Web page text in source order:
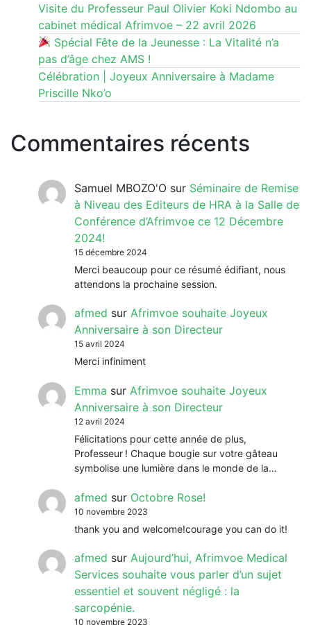
Visite du Professeur Paul Olivier Koki Ndombo au
cabinet médical Afrimvoe – 22 avril 2026
Spécial Fête de la Jeunesse : La Vitalité n’a
pas d’âge chez AMS !
Célébration | Joyeux Anniversaire à Madame
Priscille Nko’o
Commentaires récents
Samuel MBOZO'O sur Séminaire de Remise
à Niveau des Editeurs de HRA à la Salle de
Conférence d’Afrimvoe ce 12 Décembre
2024!
15 décembre 2024
Merci beaucoup pour ce résumé édifiant, nous
attendons la prochaine session.
afmed sur Afrimvoe souhaite Joyeux
Anniversaire à son Directeur
15 avril 2024
Merci infiniment
Emma sur Afrimvoe souhaite Joyeux
Anniversaire à son Directeur
12 avril 2024
Félicitations pour cette année de plus,
Professeur ! Chaque bougie sur votre gâteau
symbolise une lumière dans le monde de la…
afmed sur Octobre Rose!
10 novembre 2023
thank you and welcome!courage you can do it!
afmed sur Aujourd’hui, Afrimvoe Medical
Services souhaite vous parler d’un sujet
essentiel et souvent négligé : la
sarcopénie.
10 novembre 2023